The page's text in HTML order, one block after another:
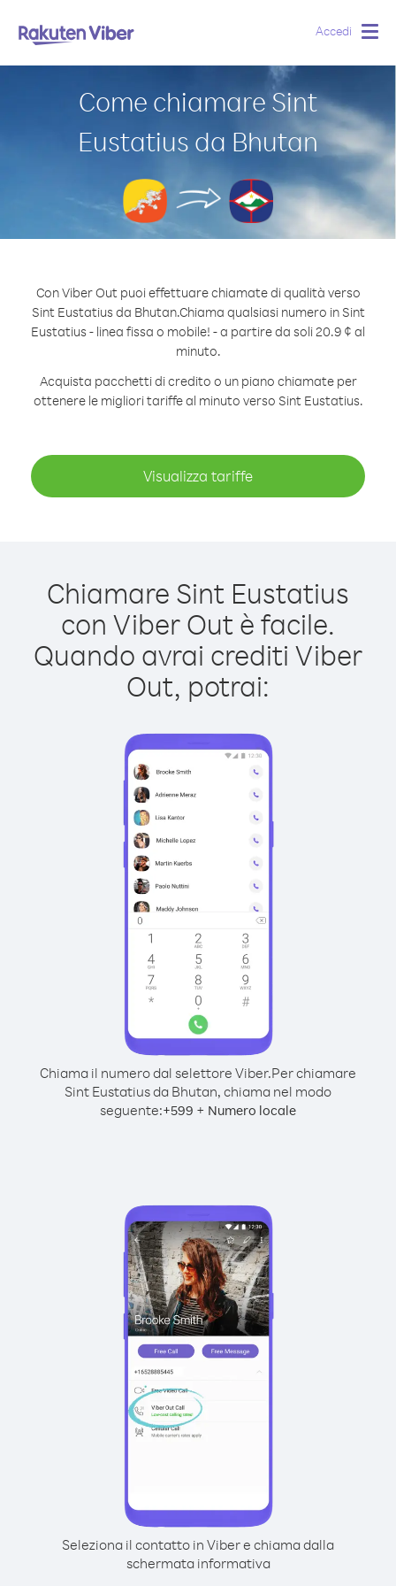
Accedi
Come chiamare Sint
Eustatius da Bhutan
Con Viber Out puoi effettuare chiamate di qualità verso
Sint Eustatius da Bhutan.Chiama qualsiasi numero in Sint
Eustatius - linea fissa o mobile! - a partire da soli 20.9 ¢ al
minuto.
Acquista pacchetti di credito o un piano chiamate per
ottenere le migliori tariffe al minuto verso Sint Eustatius.
Visualizza tariffe
Chiamare Sint Eustatius
con Viber Out è facile.
Quando avrai crediti Viber
Out, potrai:
Chiama il numero dal selettore Viber.Per chiamare
Sint Eustatius da Bhutan, chiama nel modo
seguente:+599 + Numero locale
Seleziona il contatto in Viber e chiama dalla
schermata informativa